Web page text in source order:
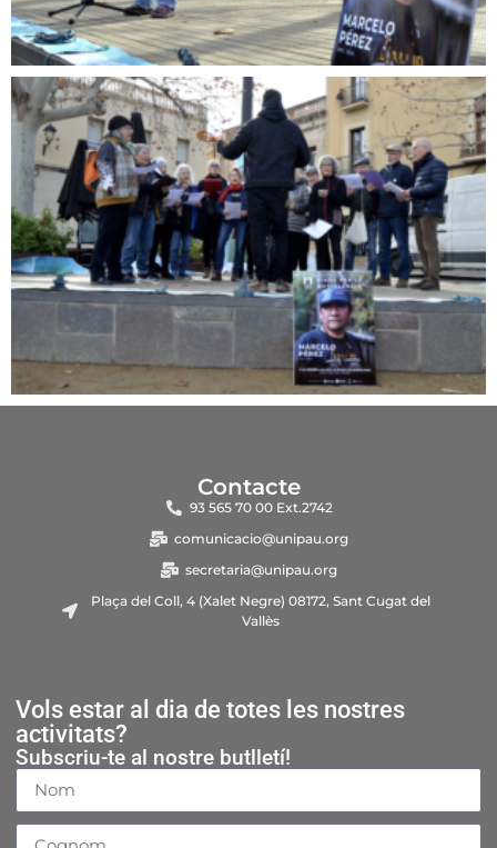
Contacte
93 565 70 00 Ext.2742
comunicacio@unipau.org
secretaria@unipau.org
Plaça del Coll, 4 (Xalet Negre) 08172, Sant Cugat del
Vallès
Vols estar al dia de totes les nostres
activitats?
Subscriu-te al nostre butlletí!